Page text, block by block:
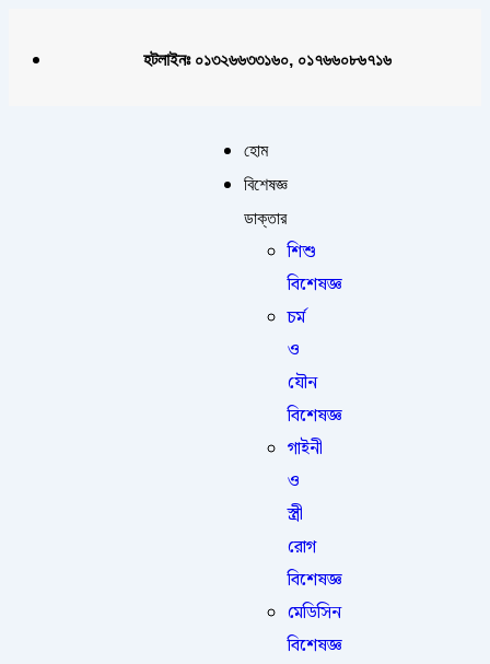
হটলাইনঃ ০১৩২৬৬৩৩১৬০, ০১৭৬৬০৮৬৭১৬
হোম
বিশেষজ্ঞ
ডাক্তার
শিশু
বিশেষজ্ঞ
চর্ম
ও
যৌন
বিশেষজ্ঞ
গাইনী
ও
স্ত্রী
রোগ
বিশেষজ্ঞ
মেডিসিন
বিশেষজ্ঞ